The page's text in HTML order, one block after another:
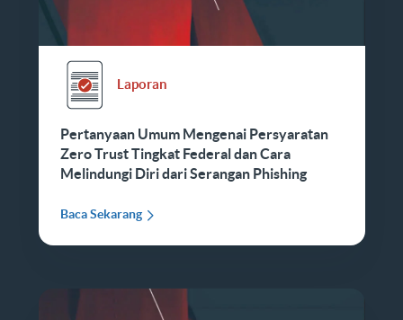
Laporan
Pertanyaan Umum Mengenai Persyaratan
Zero Trust Tingkat Federal dan Cara
Melindungi Diri dari Serangan Phishing
Baca Sekarang